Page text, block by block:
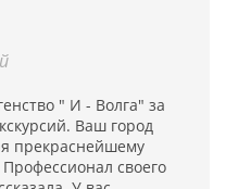
" И - Волга" за
Ваш город
прекраснейшему
своего